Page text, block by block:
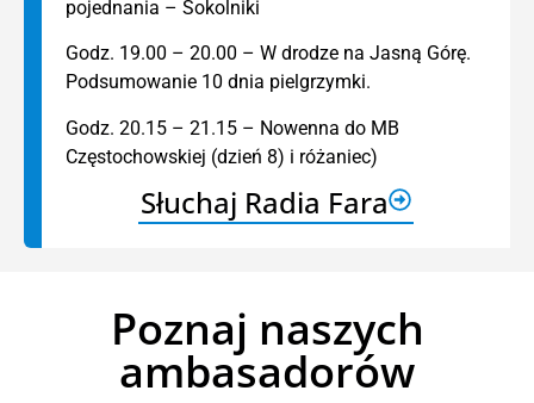
pojednania – Sokolniki
Godz. 19.00 – 20.00 – W drodze na Jasną Górę.
Podsumowanie 10 dnia pielgrzymki.
Godz. 20.15 – 21.15 – Nowenna do MB
Częstochowskiej (dzień 8) i różaniec)
Słuchaj Radia Fara
Poznaj naszych
ambasadorów